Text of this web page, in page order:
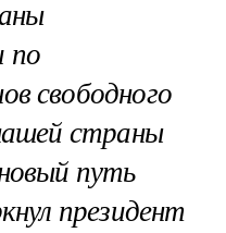
по
свободного
страны
путь
президент